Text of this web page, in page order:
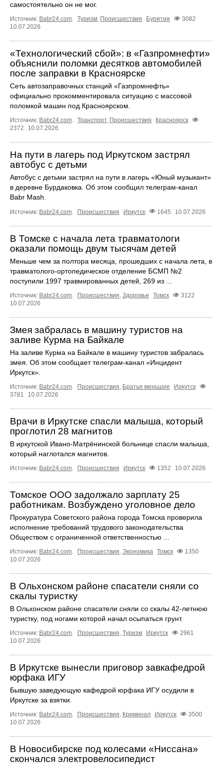
самостоятельно он не мог.
Источник: Babr24.com. Туризм, Происшествия Бурятия
3082
10.07.2026
«Технологический сбой»: в «Газпромнефти»
объяснили поломки десятков автомобилей
после заправки в Красноярске
Сеть автозаправочных станций «Газпромнефть»
официально прокомментировала ситуацию с массовой
поломкой машин под Красноярском.
Источник: Babr24.com. Транспорт, Происшествия
Красноярск
2372
10.07.2026
На пути в лагерь под Иркутском застрял
автобус с детьми
Автобус с детьми застрял на пути в лагерь «Юный музыкант»
в деревне Бурдаковка. Об этом сообщил телеграм‑канал
Babr Mash.
Источник: Babr24.com Происшествия Иркутск 1645 10.07.2026
В Томске с начала лета травматологи
оказали помощь двум тысячам детей
Меньше чем за полтора месяца, прошедших с начала лета, в
травматолого-ортопедическое отделение БСМП №2
поступили 1997 травмированных детей, 269 из ...
Источник: Babr24.com Происшествия Здоровье Томск
3122
10.07.2026
Змея забралась в машину туристов на
заливе Курма на Байкале
На заливе Курма на Байкале в машину туристов забралась
змея. Об этом сообщает телеграм‑канал «Инцидент
Иркутск».
Источник: Babr24.com Происшествия Братья меньшие
Иркутск
3781
10.07.2026
Врачи в Иркутске спасли малыша, который
проглотил 28 магнитов
В иркутской Ивано‑Матрёнинской больнице спасли малыша,
который наглотался магнитов.
Источник: Babr24.com. Происшествия Иркутск 1352 10.07.2026
Томское ООО задолжало зарплату 25
работникам. Возбуждено уголовное дело
Прокуратура Советского района города Томска проверила
исполнение требований трудового законодательства
Обществом с ограниченной ответственностью ...
Источник: Babr24.com. Происшествия, Экономика Томск
1350
10.07.2026
В Ольхонском районе спасатели сняли со
скалы туристку
В Ольхонском районе спасатели сняли со скалы 42‑летнюю
туристку, под ногами которой начал осыпаться грунт.
Источник: Babr24.com. Происшествия, Туризм Иркутск
2961
10.07.2026
В Иркутске вынесли приговор завкафедрой
юрфака ИГУ
Бывшую заведующую кафедрой юрфака ИГУ осудили в
Иркутске за взятки.
Источник: Babr24.com. Происшествия, Криминал Иркутск
3500
10.07.2026
В Новосибирске под колесами «Ниссана»
скончался электровелосипедист